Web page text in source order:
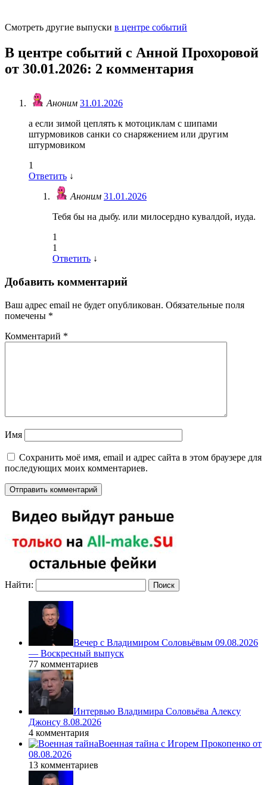
Смотреть другие выпуски в центре событий
В центре событий с Анной Прохоровой
от 30.01.2026: 2 комментария
Аноним 31.01.2026
а если зимой цеплять к мотоциклам с шипами
штурмовиков санки со снаряжением или другим
штурмовиком
1
Ответить ↓
Аноним 31.01.2026
Тебя бы на дыбу. или милосердно кувалдой, иуда.
1
1
Ответить ↓
Добавить комментарий
Ваш адрес email не будет опубликован. Обязательные поля
помечены *
Комментарий *
Имя
Сохранить моё имя, email и адрес сайта в этом браузере для
последующих моих комментариев.
Найти:
Вечер с Владимиром Соловьёвым 09.08.2026
— Воскресный выпуск
77 комментариев
Интервью Владимира Соловьёва Алексу
Джонсу 8.08.2026
4 комментария
Военная тайна с Игорем Прокопенко от
08.08.2026
13 комментариев